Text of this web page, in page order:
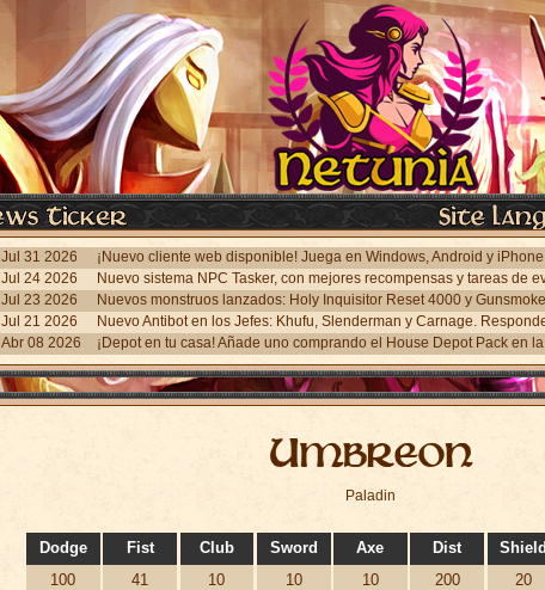
Jul 31 2026
Jul 24 2026
Jul 23 2026
Jul 21 2026
Abr 08 2026
¡Depot en tu casa! Añade uno comprando el House Depot Pack en
Umbreon
Paladin
Dodge
100
Fist
41
Club
10
Sword
10
Axe
10
Dist
200
Shield
20